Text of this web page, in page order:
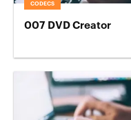
CODECS
007 DVD Creator